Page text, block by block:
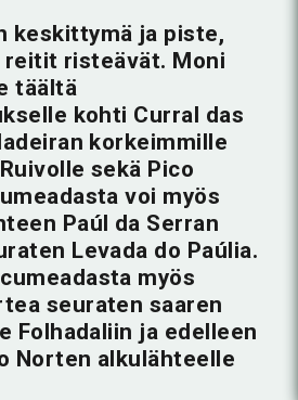
keskittymä ja piste,
reitit risteävät. Moni
täältä
kohti Curral das
korkeimmille
sekä Pico
voi myös
Paúl da Serran
Levada do Paúlia.
myös
seuraten saaren
Folhadaliin ja edelleen
Norten alkulähteelle